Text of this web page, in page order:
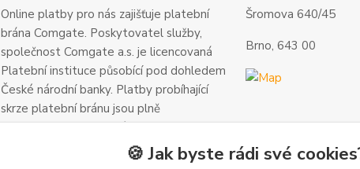
Online platby pro nás zajišťuje platební
brána Comgate. Poskytovatel služby,
společnost Comgate a.s. je licencovaná
Platební instituce působící pod dohledem
České národní banky. Platby probíhající
skrze platební bránu jsou plně
zabezpečeny a veškeré informace jsou
šifrovány. Další informace a kontakty
Šromova 640/45
Brno, 643 00
🍪 Jak byste rádi své